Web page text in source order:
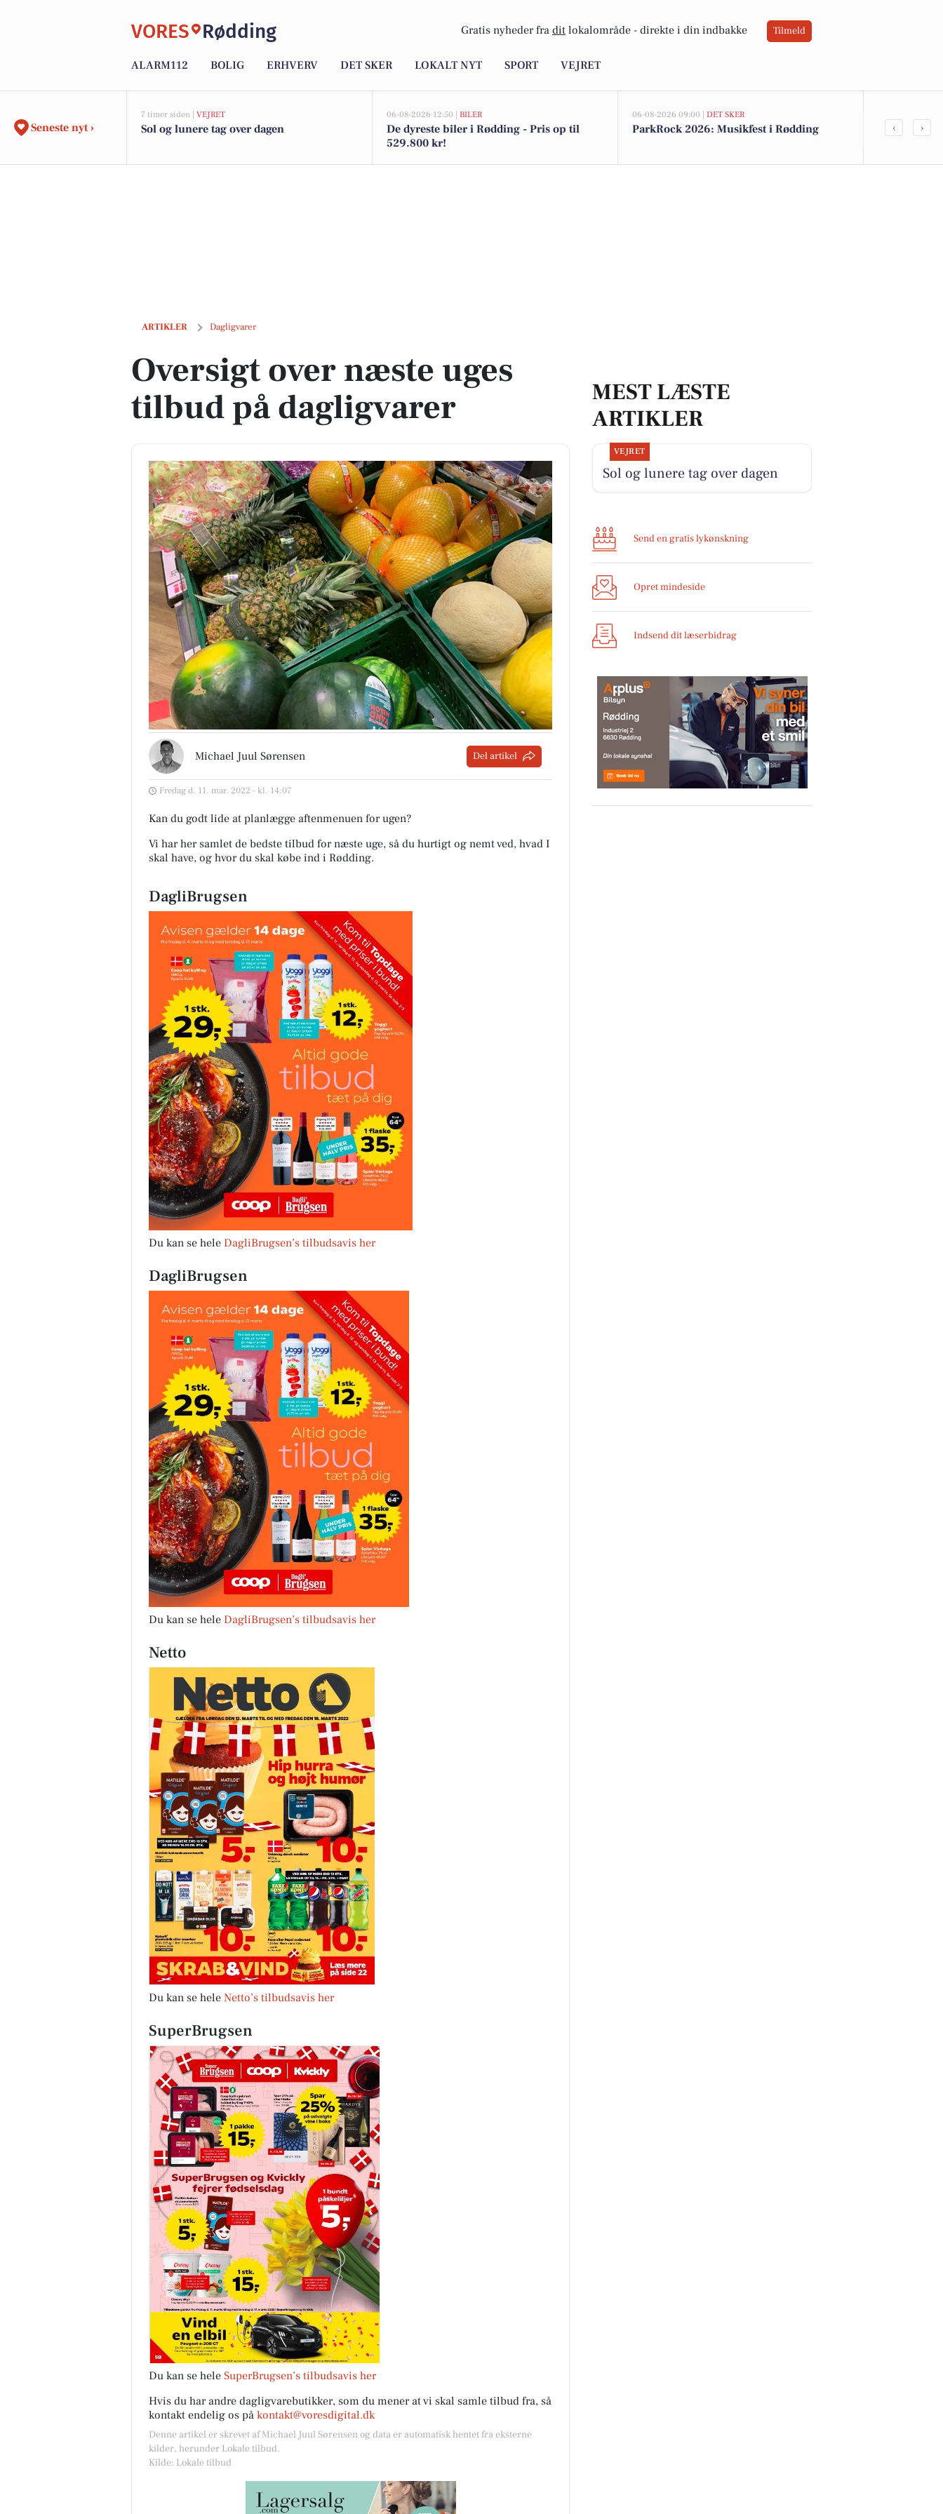
VORES Rødding Gratis nyheder fra dit lokalområde - direkte i din indbakke Tilmeld
ALARM112 BOLIG ERHVERV DET SKER LOKALT NYT SPORT VEJRET
Seneste nyt ›
7 timer siden | VEJRET
Sol og lunere tag over dagen
06-08-2026 12:50 | BILER
De dyreste biler i Rødding - Pris op til
529.800 kr!
06-08-2026 09:00 | DET SKER
ParkRock 2026: Musikfest i Rødding
Top 6 over
‹ ›
ARTIKLER Dagligvarer
Oversigt over næste uges tilbud på dagligvarer
Oversigt over næste uges
tilbud på dagligvarer
Michael Juul Sørensen Del artikel
Fredag d. 11. mar. 2022 - kl. 14:07
Kan du godt lide at planlægge aftenmenuen for ugen?
Vi har her samlet de bedste tilbud for næste uge, så du hurtigt og nemt ved, hvad I
skal have, og hvor du skal købe ind i Rødding.
DagliBrugsen
Du kan se hele DagliBrugsen’s tilbudsavis her
DagliBrugsen
Du kan se hele DagliBrugsen’s tilbudsavis her
Netto
Du kan se hele Netto’s tilbudsavis her
SuperBrugsen
Du kan se hele SuperBrugsen’s tilbudsavis her
Hvis du har andre dagligvarebutikker, som du mener at vi skal samle tilbud fra, så
kontakt endelig os på kontakt@voresdigital.dk
Denne artikel er skrevet af Michael Juul Sørensen og data er automatisk hentet fra eksterne
kilder, herunder Lokale tilbud.
Kilde: Lokale tilbud
MEST LÆSTE
ARTIKLER
VEJRET
Sol og lunere tag over dagen
Send en gratis lykønskning
Opret mindeside
Indsend dit læserbidrag